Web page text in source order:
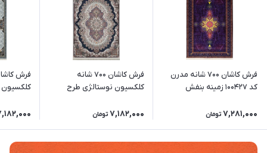
فرش کاشان 700 شانه مدرن
کد 100427 زمینه بنفش
7,281,000 تومان
فرش کاشان 700 شانه
کلکسیون نوستالژی طرح
7,182,000 تومان
کلکسیون